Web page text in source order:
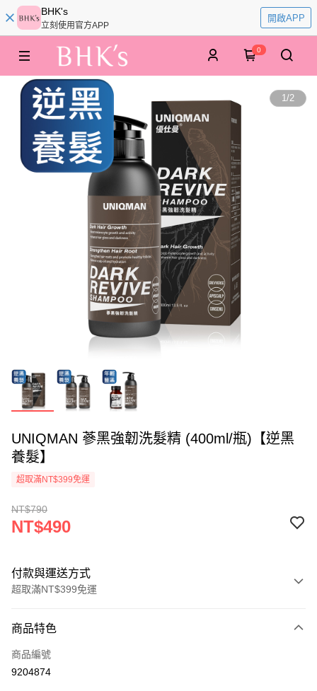
BHK's
立刻使用官方APP
開啟APP
0
1/2
UNIQMAN 蔘黑強韌洗髮精 (400ml/瓶)【逆黑
養髮】
超取滿NT$399免運
NT$790
NT$490
付款與運送方式
超取滿NT$399免運
信用卡一次付款
信用卡分期付款
商品特色
商品編號
9204874